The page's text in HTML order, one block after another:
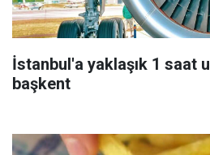
İstanbul'a yaklaşık 1 saat
başkent